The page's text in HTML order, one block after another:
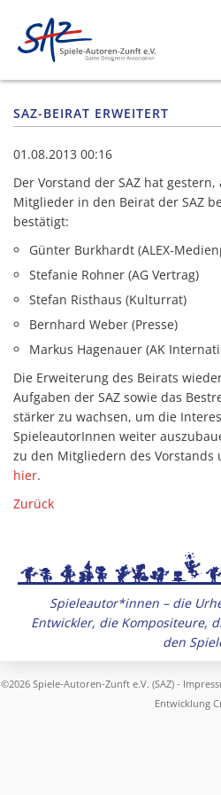
SAZ-BEIRAT ERWEITERT
01.08.2013 00:16
Der Vorstand der SAZ hat
Mitglieder in den Beirat der SAZ
bestätigt:
Günter Burkhardt (ALEX-
Stefanie Rohner (AG Vertrag)
Stefan Risthaus (Kulturrat)
Bernhard Weber (Presse)
Markus Hagenauer (AK
Die Erweiterung des Beirats
Aufgaben der SAZ sowie das
stärker zu wachsen, um die
SpieleautorInnen weiter
zu den Mitgliedern des Vorstands
hier.
Zurück
Spieleautor*innen – die
Entwickler, die Kompositeure,
den
©2026 Spiele-Autoren-Zunft e.V. (SAZ) -
Entwicklung